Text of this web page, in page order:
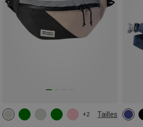
+2 Tailles
1,5L 1,5L